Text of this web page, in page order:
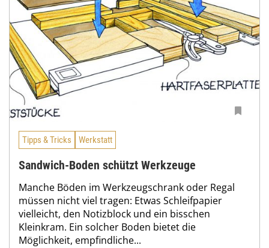
Tipps & Tricks Werkstatt
Sandwich-Boden schützt Werkzeuge
Manche Böden im Werkzeugschrank oder Regal
müssen nicht viel tragen: Etwas Schleifpapier
vielleicht, den Notizblock und ein bisschen
Kleinkram. Ein solcher ­Boden bietet die
Möglichkeit, empfindliche...